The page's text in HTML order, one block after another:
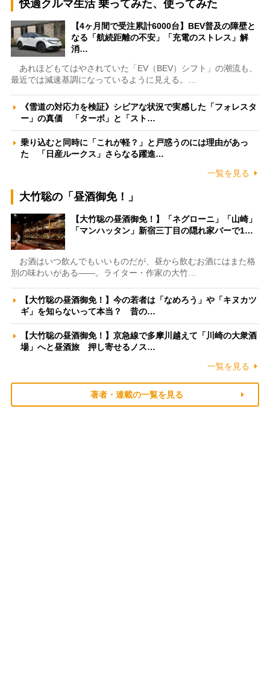
快適クルマ生活 乗ってみた、使ってみた
【4ヶ月間で受注累計6000台】BEV普及の障壁と
なる「航続距離の不安」「充電のストレス」解
消…
あれほどもてはやされていた「EV（BEV）シフト」の潮流も、
最近では減速基調になっているように見える。…
《雪道の対応力を検証》シビアな状況で実感した「フォレスタ
ー」の真価 「ターボ」と「スト…
乗り込むと同時に「これが軽？」と戸惑うのには理由があっ
た 「日産ルークス」さらなる躍進…
一覧を見る
大竹聡の「昼酒御免！」
【大竹聡の昼酒御免！】「ネグローニ」「山崎」
「マンハッタン」新宿三丁目の隠れ家バーで1…
お酒はいつ飲んでもいいものだが、昼から飲むお酒にはまた格
別の味わいがある――。ライター・作家の大竹…
【大竹聡の昼酒御免！】今の若者は「なめろう」や「キヌカツ
ギ」を知らないって本当？ 昔の…
【大竹聡の昼酒御免！】京急線で多摩川越えて「川崎の大衆酒
場」へと昼酒旅 押し寄せるノス…
一覧を見る
著者・連載の一覧を見る